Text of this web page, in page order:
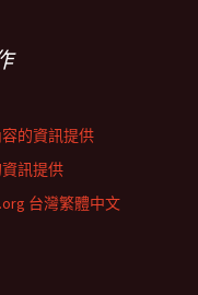
的資訊提供
訊提供
台灣繁體中文